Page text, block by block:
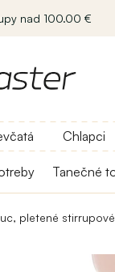
nad 100.00 €
Chlapci
Tanečné
pletené